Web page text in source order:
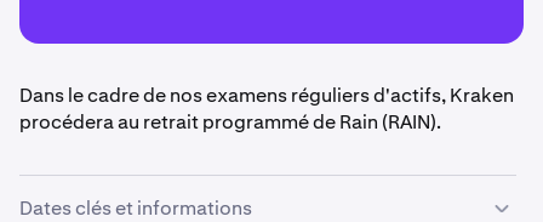
Dans le cadre de nos examens réguliers d'actifs, Kraken
procédera au retrait programmé de Rain (RAIN).
Dates clés et informations